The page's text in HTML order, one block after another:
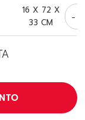
16 X 72 X
33 CM
-